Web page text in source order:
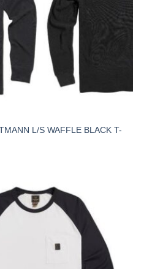
L/S WAFFLE BLACK T-